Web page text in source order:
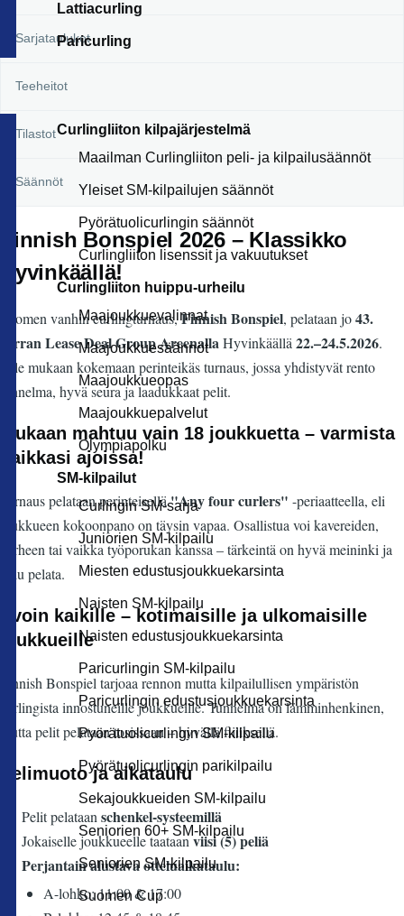
Lattiacurling
Paricurling
Curlingliiton kilpajärjestelmä
Maailman Curlingliiton peli- ja kilpailusäännöt
Yleiset SM-kilpailujen säännöt
Pyörätuolicurlingin säännöt
Curlingliiton lisenssit ja vakuutukset
Curlingliiton huippu-urheilu
Maajoukkuevalinnat
Maajoukkuesäännöt
Maajoukkueopas
Maajoukkuepalvelut
Olympiapolku
SM-kilpailut
Curlingin SM-sarja
Juniorien SM-kilpailu
Miesten edustusjoukkuekarsinta
Naisten SM-kilpailu
Naisten edustusjoukkuekarsinta
Paricurlingin SM-kilpailu
Paricurlingin edustusjoukkuekarsinta
Pyörätuolicurlingin SM-kilpailu
Pyörätuolicurlingin parikilpailu
Sekajoukkueiden SM-kilpailu
Seniorien 60+ SM-kilpailu
Seniorien SM-kilpailu
Suomen Cup
Sarjataulukot
Teeheitot
Tilastot
Säännöt
Finnish Bonspiel 2026 – Klassikko
Hyvinkäällä!
Suomen vanhin curlingturnaus,Finnish Bonspiel, pelataan jo43.
kerranLease Deal Group AreenallaHyvinkäällä22.–24.5.2026.
Tule mukaan kokemaan perinteikäs turnaus, jossa yhdistyvät rento
tunnelma, hyvä seura ja laadukkaat pelit.
Mukaan mahtuu vain 18 joukkuetta – varmista
paikkasi ajoissa!
Turnaus pelataan perinteisellä"Any four curlers" -periaatteella, eli
joukkueen kokoonpano on täysin vapaa. Osallistua voi kavereiden,
perheen tai vaikka työporukan kanssa – tärkeintä on hyvä meininki ja
halu pelata.
Avoin kaikille – kotimaisille ja ulkomaisille
joukkueille
Finnish Bonspiel tarjoaa rennon mutta kilpailullisen ympäristön
curlingista innostuneille joukkueille. Tunnelma on lämminhenkinen,
mutta pelit pelataan tosissaan – hyvällä fiiliksellä.
Pelimuoto ja aikataulu
Pelit pelataanschenkel-systeemillä
Jokaiselle joukkueelle taataanviisi (5) peliä
Perjantain alustava otteluaikataulu:
A-lohko: 11:00 & 17:00